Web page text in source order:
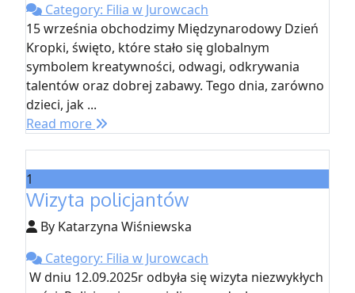
Category: Filia w Jurowcach
15 września obchodzimy Międzynarodowy Dzień
Kropki, święto, które stało się globalnym
symbolem kreatywności, odwagi, odkrywania
talentów oraz dobrej zabawy. Tego dnia, zarówno
dzieci, jak ...
Read more
1
Wizyta policjantów
By Katarzyna Wiśniewska
Category: Filia w Jurowcach
W dniu 12.09.2025r odbyła się wizyta niezwykłych